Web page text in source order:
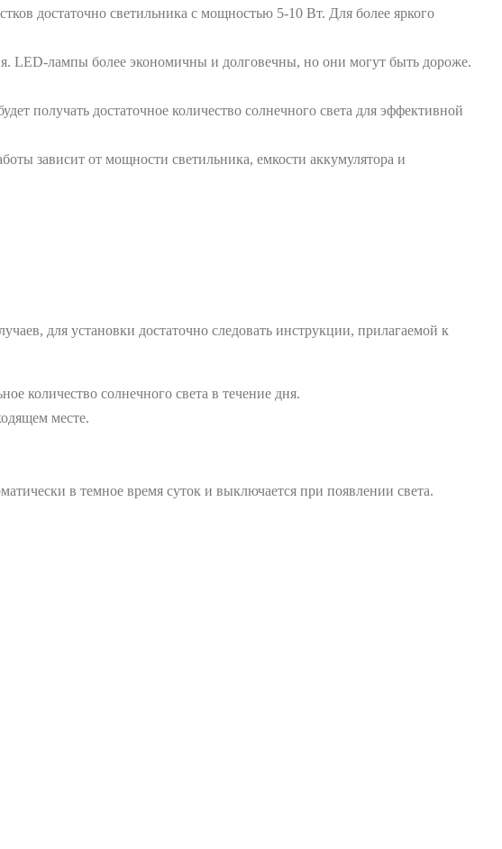
достаточно светильника с мощностью 5-10 Вт. Для более яркого
лампы более экономичны и долговечны, но они могут быть дороже.
получать достаточное количество солнечного света для эффективной
зависит от мощности светильника, емкости аккумулятора и
для установки достаточно следовать инструкции, прилагаемой к
количество солнечного света в течение дня.
месте.
в темное время суток и выключается при появлении света.